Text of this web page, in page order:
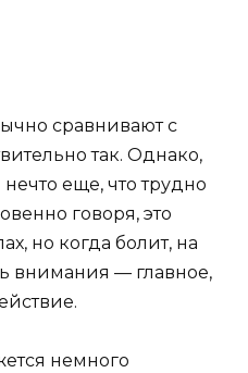
сравнивают с
так. Однако,
еще, что трудно
говоря, это
но когда болит, на
внимания — главное,
немного